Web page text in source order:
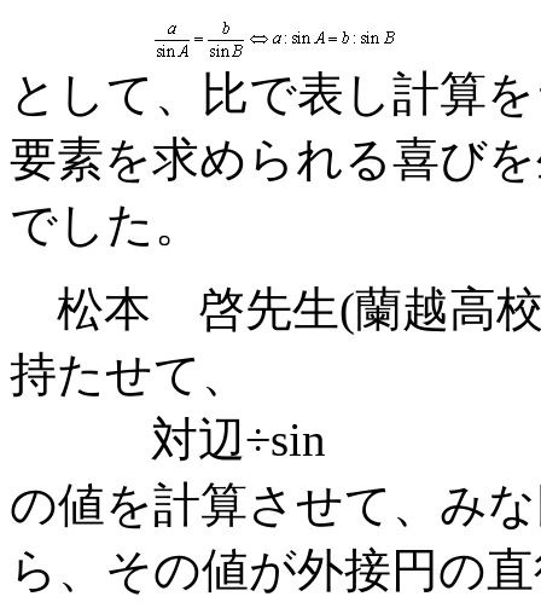
として、比で表し計算
要素を求められる喜び
でした。
松本 啓先生(蘭越高校
持たせて、
対辺÷sin
の値を計算させて、み
ら、その値が外接円の